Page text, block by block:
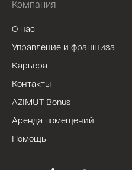
Компания
О нас
Управление и франшиза
Карьера
Контакты
AZIMUT Bonus
Аренда помещений
Помощь